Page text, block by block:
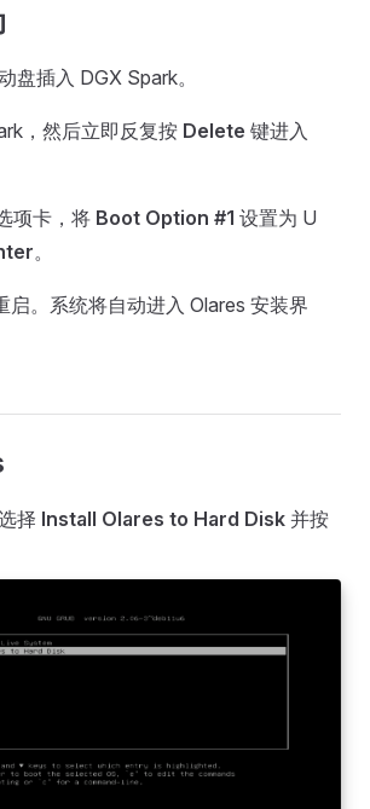
盘插入 DGX Spark。
，然后立即反复按 Delete 键进入
项卡，将 Boot Option #1 设置为 U
。
启。系统将自动进入 Olares 安装界
择 Install Olares to Hard Disk 并按